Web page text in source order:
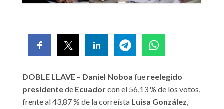
DOBLE LLAVE – Daniel Noboa fue reelegido
presidentede Ecuadorcon el 56,13 % de los votos,
frente al 43,87 % de la correísta Luisa González,